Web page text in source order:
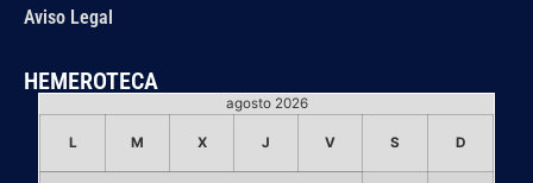
Aviso Legal
HEMEROTECA
agosto 2026
L M X J V S D